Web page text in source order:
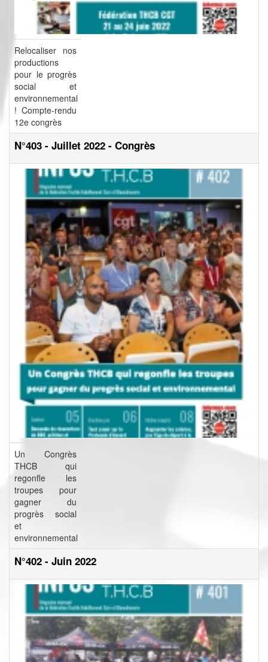
Relocaliser nos
productions
pour le progrès
social et
environnemental
! Compte-rendu
12e congrès
N°403 - Juillet 2022 - Congrès
Un Congrès
THCB qui
regonfle les
troupes pour
gagner du
progrès social
et
environnemental
N°402 - Juin 2022